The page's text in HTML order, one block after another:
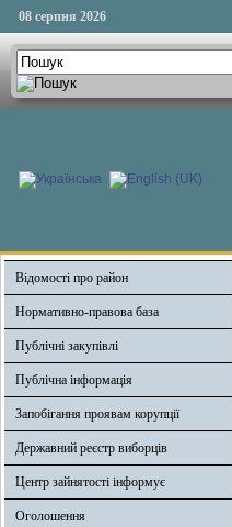
08 серпня 2026
Відомості про район
Нормативно-правова база
Публічні закупівлі
Публічна інформація
Запобігання проявам корупції
Державний реєстр виборців
Центр зайнятості інформує
Оголошення